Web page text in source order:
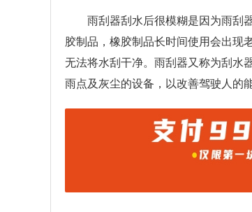
雨刮器刮水后很模糊是因为雨刮
胶制品，橡胶制品长时间使用会出现
无法将水刮干净。雨刮器又称为刮水
雨点及灰尘的设备，以改善驾驶人的